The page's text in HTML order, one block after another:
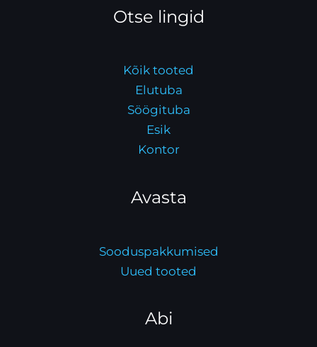
Otse lingid
Kõik tooted
Elutuba
Söögituba
Esik
Kontor
Avasta
Sooduspakkumised
Uued tooted
Abi